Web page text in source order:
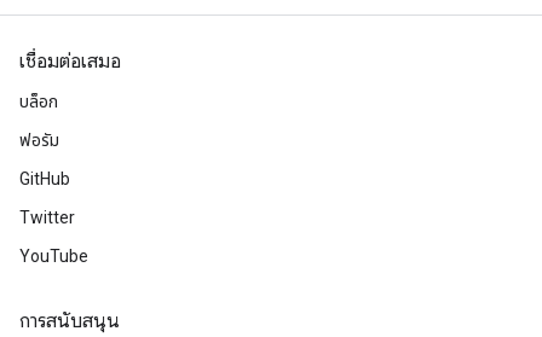
เชื่อมต่อเสมอ
บล็อก
ฟอรัม
GitHub
Twitter
YouTube
การสนับสนุน